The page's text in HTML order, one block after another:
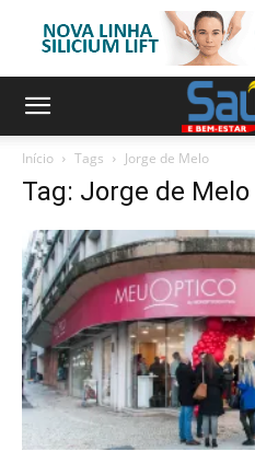
Início Tags Jorge de Melo
Tag: Jorge de Melo